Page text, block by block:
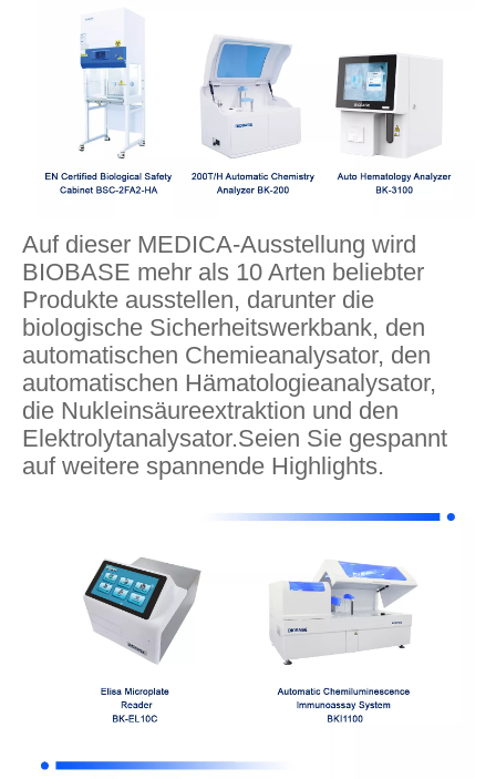
Auf dieser MEDICA-Ausstellung wird
BIOBASE mehr als 10 Arten beliebter
Produkte ausstellen, darunter die
biologische Sicherheitswerkbank, den
automatischen Chemieanalysator, den
automatischen Hämatologieanalysator,
die Nukleinsäureextraktion und den
Elektrolytanalysator.Seien Sie gespannt
auf weitere spannende Highlights.